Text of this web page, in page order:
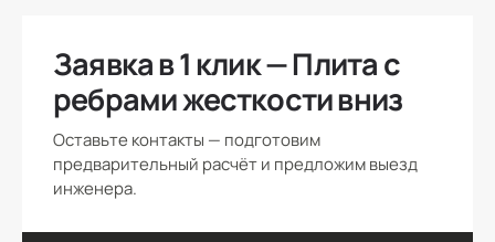
Заявка в 1 клик — Плита с
ребрами жесткости вниз
Оставьте контакты — подготовим
предварительный расчёт и предложим выезд
инженера.